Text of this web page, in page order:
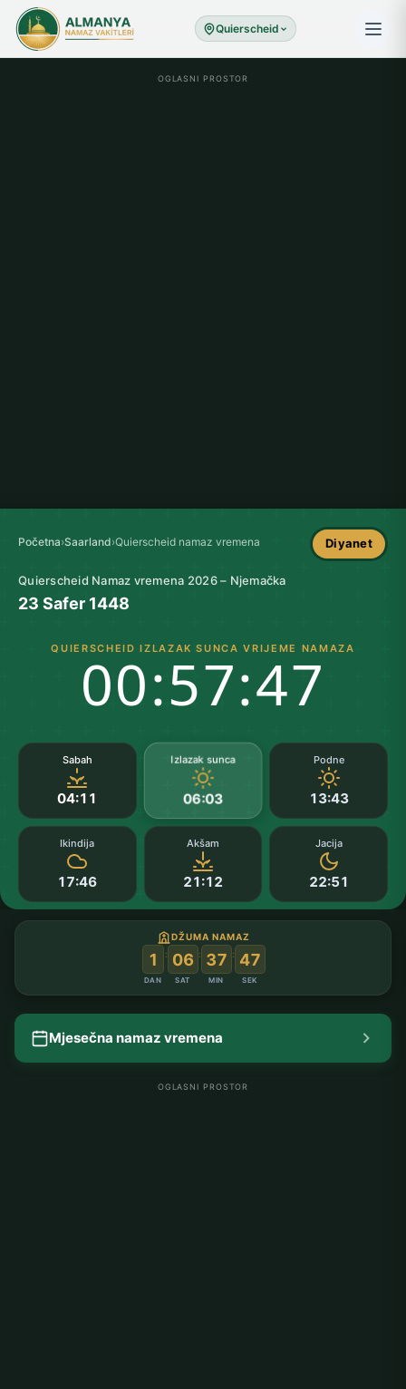
Quierscheid
OGLASNI PROSTOR
Početna›Saarland›Quierscheid namaz vremena Diyanet
Quierscheid Namaz vremena 2026 – Njemačka
23 Safer 1448
QUIERSCHEID IZLAZAK SUNCA VRIJEME NAMAZA
00:57:47
Sabah
04:11
Izlazak sunca
06:03
Podne
13:43
Ikindija
17:46
Akšam
21:12
Jacija
22:51
DŽUMA NAMAZ
1
DAN
: 06
SAT
: 37
MIN
: 47
SEK
Mjesečna namaz vremena
OGLASNI PROSTOR